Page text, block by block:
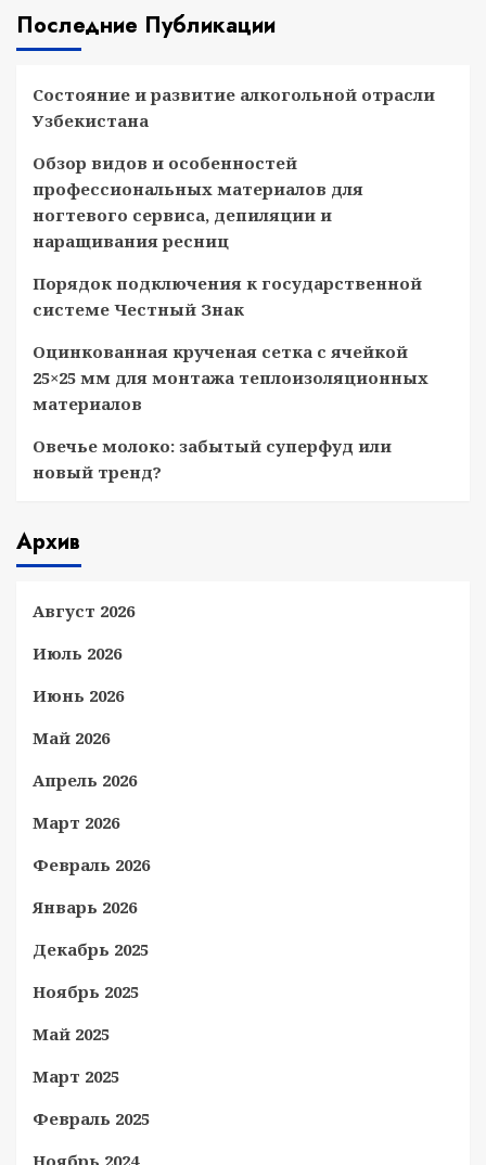
Последние Публикации
Состояние и развитие алкогольной отрасли
Узбекистана
Обзор видов и особенностей
профессиональных материалов для
ногтевого сервиса, депиляции и
наращивания ресниц
Порядок подключения к государственной
системе Честный Знак
Оцинкованная крученая сетка с ячейкой
25×25 мм для монтажа теплоизоляционных
материалов
Овечье молоко: забытый суперфуд или
новый тренд?
Архив
Август 2026
Июль 2026
Июнь 2026
Май 2026
Апрель 2026
Март 2026
Февраль 2026
Январь 2026
Декабрь 2025
Ноябрь 2025
Май 2025
Март 2025
Февраль 2025
Ноябрь 2024